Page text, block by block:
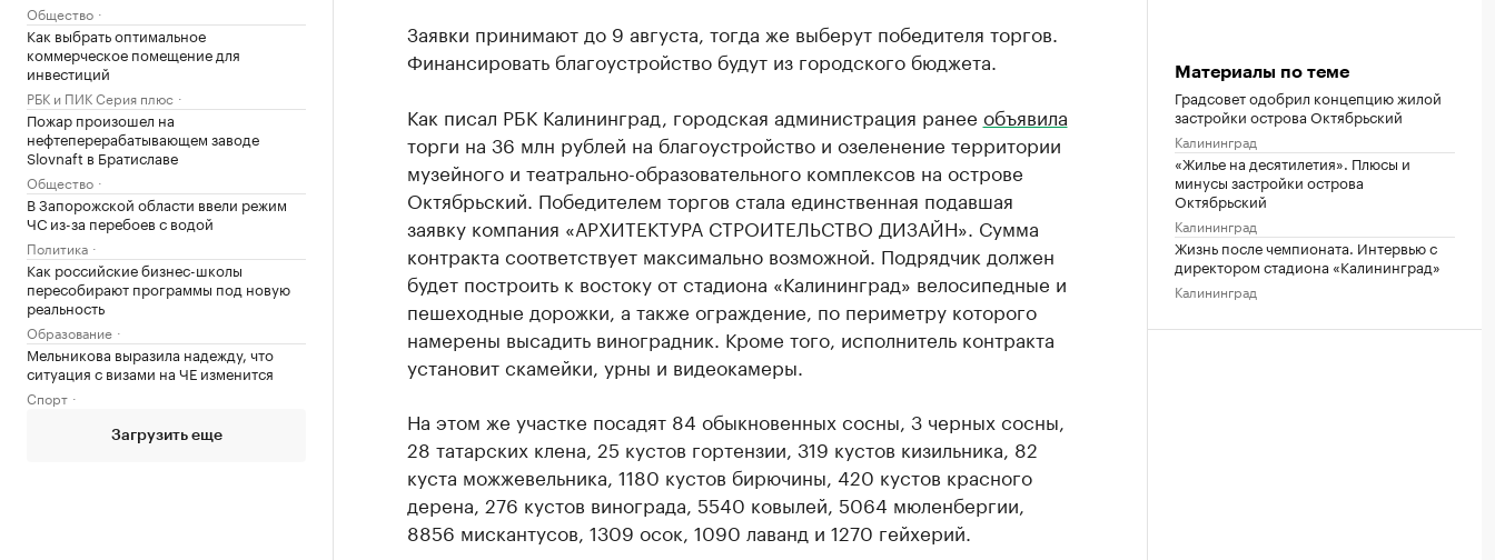
Общество
Как выбрать оптимальное
коммерческое помещение для
инвестиций
РБК и ПИК Серия плюс
Пожар произошел на
нефтеперерабатывающем заводе
Slovnaft в Братиславе
Общество
В Запорожской области ввели режим
ЧС из-за перебоев с водой
Политика
Как российские бизнес-школы
пересобирают программы под новую
реальность
Образование
Мельникова выразила надежду, что
ситуация с визами на ЧЕ изменится
Спорт
Загрузить еще
Заявки принимают до 9 августа, тогда же выберут победителя торгов.
Финансировать благоустройство будут из городского бюджета.
Как писал РБК Калининград, городская администрация ранее объявила
торги на 36 млн рублей на благоустройство и озеленение территории
музейного и театрально-образовательного комплексов на острове
Октябрьский. Победителем торгов стала единственная подавшая
заявку компания «АРХИТЕКТУРА СТРОИТЕЛЬСТВО ДИЗАЙН». Сумма
контракта соответствует максимально возможной. Подрядчик должен
будет построить к востоку от стадиона «Калининград» велосипедные и
пешеходные дорожки, а также ограждение, по периметру которого
намерены высадить виноградник. Кроме того, исполнитель контракта
установит скамейки, урны и видеокамеры.
На этом же участке посадят 84 обыкновенных сосны, 3 черных сосны,
28 татарских клена, 25 кустов гортензии, 319 кустов кизильника, 82
куста можжевельника, 1180 кустов бирючины, 420 кустов красного
дерена, 276 кустов винограда, 5540 ковылей, 5064 мюленбергии,
8856 мискантусов, 1309 осок, 1090 лаванд и 1270 гейхерий.
Материалы по теме
Градсовет одобрил концепцию жилой
застройки острова Октябрьский
Калининград
«Жилье на десятилетия». Плюсы и
минусы застройки острова
Октябрьский
Калининград
Жизнь после чемпионата. Интервью с
директором стадиона «Калининград»
Калининград